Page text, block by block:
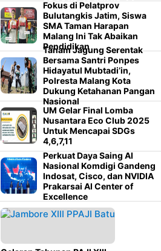
Fokus di Pelatprov
Bulutangkis Jatim, Siswa
SMA Taman Harapan
Malang Ini Tak Abaikan
Pendidikan
Tanam Jagung Serentak
Bersama Santri Ponpes
Hidayatul Mubtadi’in,
Polresta Malang Kota
Dukung Ketahanan Pangan
Nasional
UM Gelar Final Lomba
Nusantara Eco Club 2025
Untuk Mencapai SDGs
4,6,7,11
Perkuat Daya Saing AI
Nasional Komdigi Gandeng
Indosat, Cisco, dan NVIDIA
Prakarsai AI Center of
Excellence